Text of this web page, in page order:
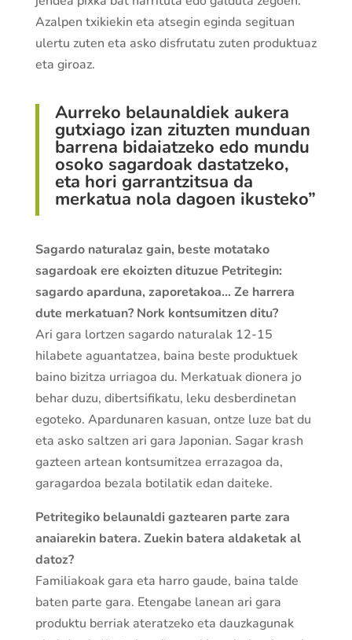
Azalpen txikiekin eta atsegin eginda segituan
ulertu zuten eta asko disfrutatu zuten produktuaz
eta giroaz.
Aurreko belaunaldiek aukera
gutxiago izan zituzten munduan
barrena bidaiatzeko edo mundu
osoko sagardoak dastatzeko,
eta hori garrantzitsua da
merkatua nola dagoen ikusteko”
Sagardo naturalaz gain, beste motatako
sagardoak ere ekoizten dituzue Petritegin:
sagardo aparduna, zaporetakoa… Ze harrera
dute merkatuan? Nork kontsumitzen ditu?
Ari gara lortzen sagardo naturalak 12-15
hilabete aguantatzea, baina beste produktuek
baino bizitza urriagoa du. Merkatuak dionera jo
behar duzu, dibertsifikatu, leku desberdinetan
egoteko. Apardunaren kasuan, ontze luze bat du
eta asko saltzen ari gara Japonian. Sagar krash
gazteen artean kontsumitzea errazagoa da,
garagardoa bezala botilatik edan daiteke.
Petritegiko belaunaldi gaztearen parte zara
anaiarekin batera. Zuekin batera aldaketak al
datoz?
Familiakoak gara eta harro gaude, baina talde
baten parte gara. Etengabe lanean ari gara
produktu berriak ateratzeko eta dauzkagunak